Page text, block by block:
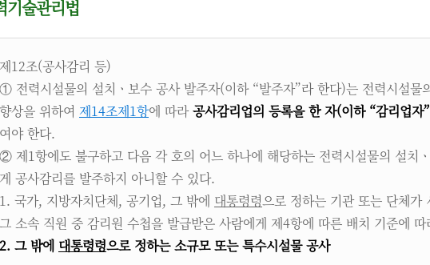
기술관리법
제12조(공사감리 등)
① 전력시설물의 설치ㆍ보수 공사 발주자(이하 “발주자”라 한다)는 전력시설물
향상을 위하여 제14조제1항에 따라공사감리업의 등록을 한 자(이하 “감리업
여야 한다.
② 제1항에도 불구하고 다음 각 호의 어느 하나에 해당하는 전력시설물의 설치
게 공사감리를 발주하지 아니할 수 있다.
1. 국가, 지방자치단체, 공기업, 그 밖에 대통령령으로 정하는 기관 또는 단체가
그 소속 직원 중 감리원 수첩을 발급받은 사람에게 제4항에 따른 배치 기준에
2. 그 밖에 대통령령으로 정하는 소규모 또는 특수시설물 공사